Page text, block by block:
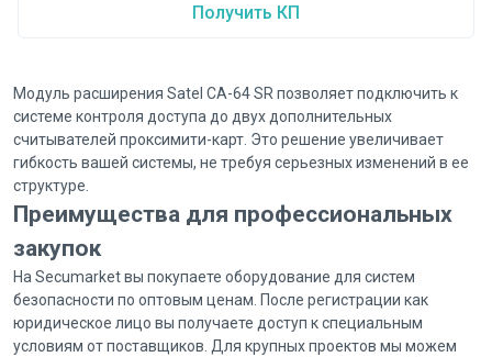
Получить КП
Модуль расширения Satel CA-64 SR позволяет подключить к
системе контроля доступа до двух дополнительных
считывателей проксимити-карт. Это решение увеличивает
гибкость вашей системы, не требуя серьезных изменений в ее
структуре.
Преимущества для профессиональных
закупок
На Secumarket вы покупаете оборудование для систем
безопасности по оптовым ценам. После регистрации как
юридическое лицо вы получаете доступ к специальным
условиям от поставщиков. Для крупных проектов мы можем